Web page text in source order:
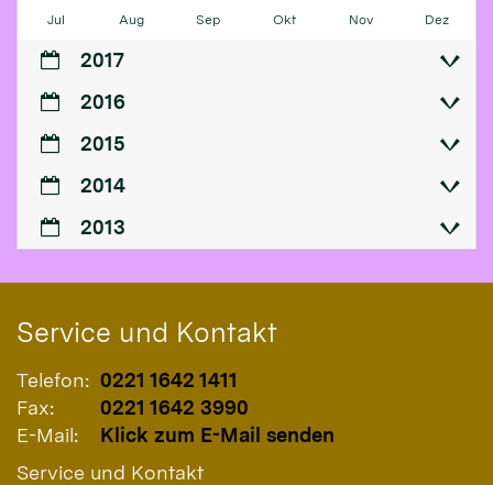
Jul Aug Sep Okt Nov Dez
2017
2016
2015
2014
2013
Service und Kontakt
Telefon: 0221 1642 1411
Fax:
0221 1642 3990
E-Mail:
Klick zum E-Mail senden
Service und Kontakt